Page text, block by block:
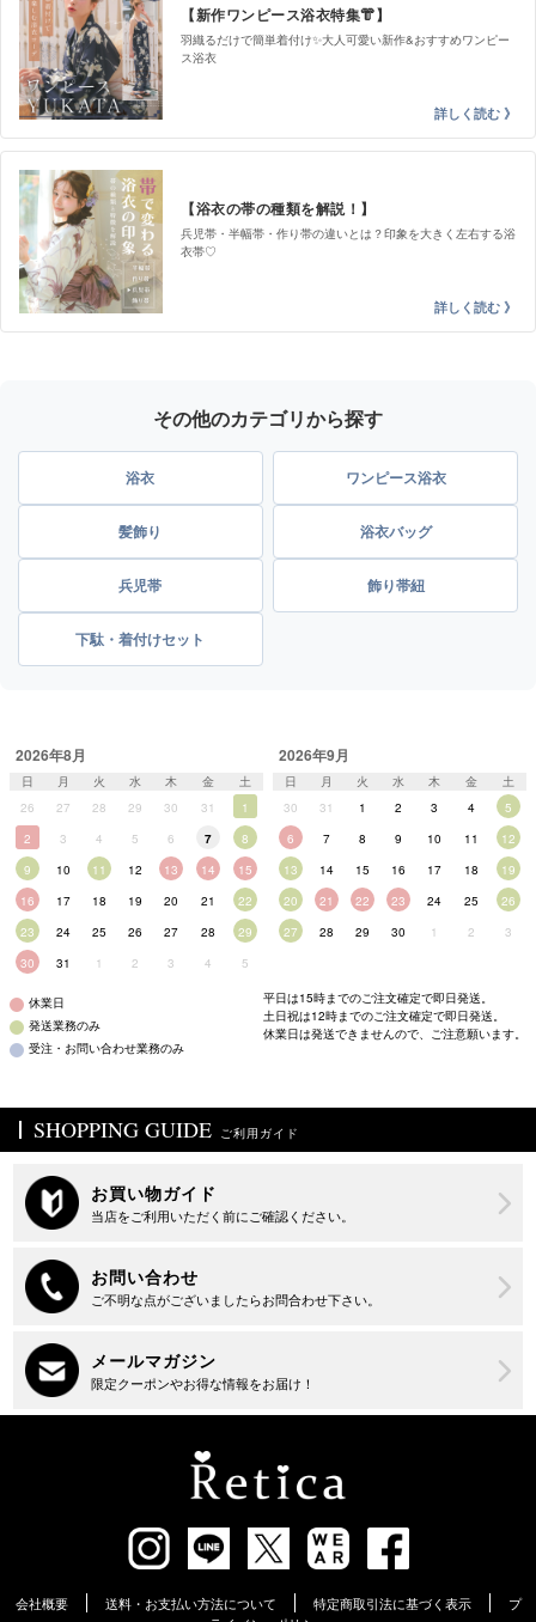
【新作ワンピース浴衣特集👘】
羽織るだけで簡単着付け✨大人可愛い新作&おすすめワンピー
ス浴衣
【浴衣の帯の種類を解説！】
兵児帯・半幅帯・作り帯の違いとは？印象を大きく左右する浴
衣帯♡
その他のカテゴリから探す
浴衣 ワンピース浴衣
髪飾り 浴衣バッグ
兵児帯 飾り帯紐
下駄・着付けセット
2026年8月
日 月 火 水 木 金
土
26
27 28 29 30 31
1
2
3 4 5 6 7
8
9
10 11 12 13 14
15
16
17 18 19 20 21
22
23
24 25 26 27 28
29
30
31 1 2 3 4 5
2026年9月
日 月 火 水 木 金
土
30
31 1 2 3 4
5
6
7 8 9 10 11
12
13
14 15 16 17 18
19
20
21 22 23 24 25
26
27
28 29 30 1 2 3
休業日
発送業務のみ
受注・お問い合わせ業務のみ
平日は15時までのご注文確定で即日発送。
土日祝は12時までのご注文確定で即日発送。
休業日は発送できませんので、ご注意願います。
SHOPPING GUIDE ご利用ガイド
会社概要 送料・お支払い方法について 特定商取引法に基づく表示
プ